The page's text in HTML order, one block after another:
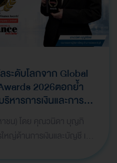
ะดับโลกจาก Global
2026ตอกย้ำ
หารการเงินและการ